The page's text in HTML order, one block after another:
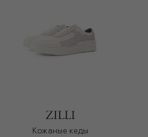
Кожаные кеды